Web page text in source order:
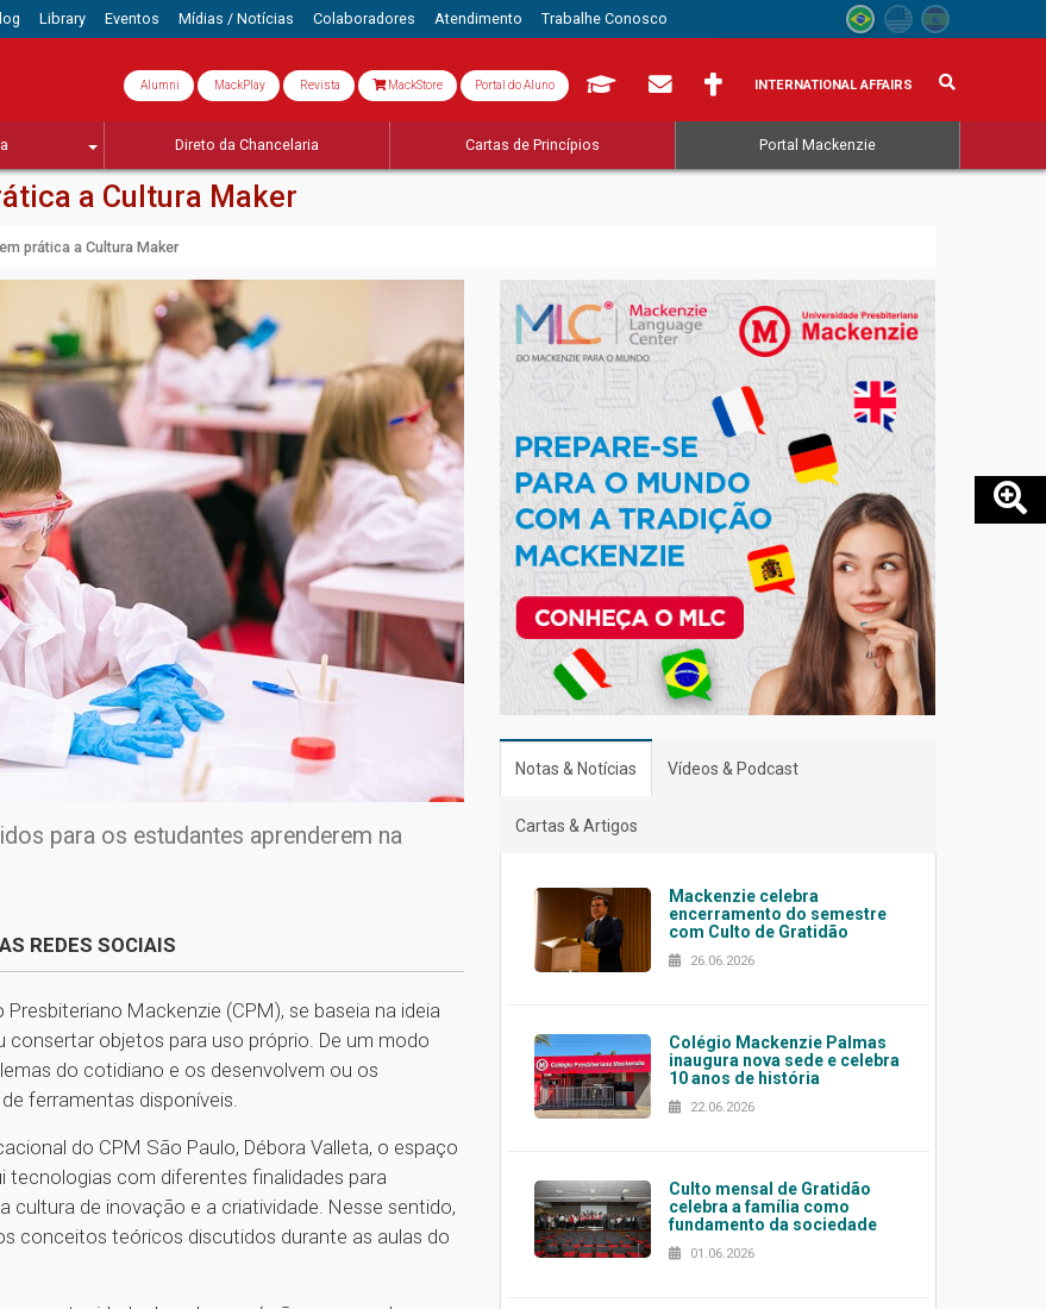
Library Eventos Mídias / Notícias Colaboradores Atendimento Trabalhe Conosco
Alumni MackPlay Revista MackStore Portal do Aluno INTERNATIONAL AFFAIRS
Direto da Chancelaria Cartas de Princípios Portal Mackenzie
a Cultura Maker
prática a Cultura Maker
para os estudantes aprenderem na
REDES SOCIAIS
Mackenzie (CPM), se baseia na ideia
objetos para uso próprio. De um modo
do cotidiano e os desenvolvem ou os
ferramentas disponíveis.
do CPM São Paulo, Débora Valleta, o espaço
com diferentes finalidades para
de inovação e a criatividade. Nesse sentido,
conceitos teóricos discutidos durante as aulas do
Notas & Notícias Vídeos & Podcast
Cartas & Artigos
Mackenzie celebra
encerramento do semestre
com Culto de Gratidão
26.06.2026
Colégio Mackenzie Palmas
inaugura nova sede e celebra
10 anos de história
22.06.2026
Culto mensal de Gratidão
celebra a família como
fundamento da sociedade
01.06.2026